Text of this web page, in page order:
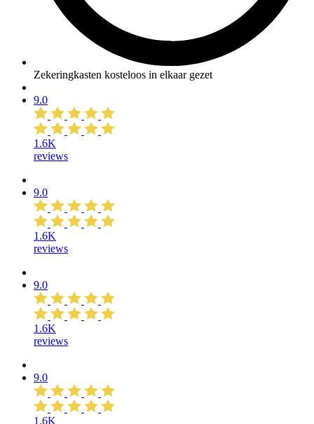
Zekeringkasten kosteloos in elkaar gezet
9.0
1.6K
reviews
9.0
1.6K
reviews
9.0
1.6K
reviews
9.0
1.6K